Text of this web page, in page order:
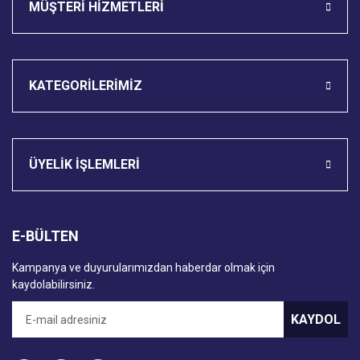
MÜŞTERİ HİZMETLERİ
KATEGORİLERİMİZ
ÜYELİK İŞLEMLERİ
E-BÜLTEN
Kampanya ve duyurularımızdan haberdar olmak için
kaydolabilirsiniz.
KAYDOL